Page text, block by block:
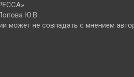
Ю.В.
может не совпадать с мнением